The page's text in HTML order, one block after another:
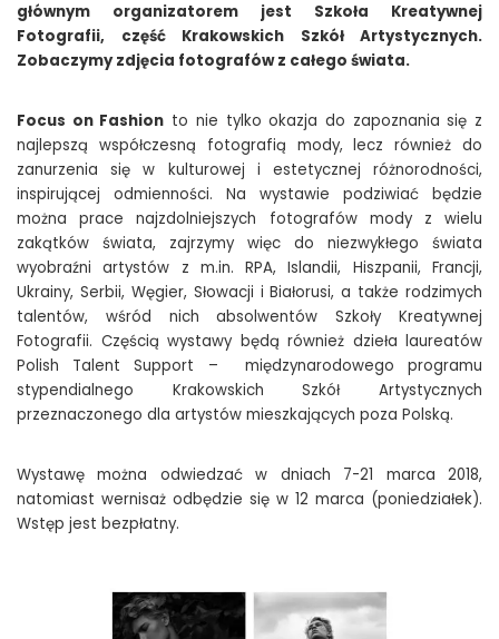
Maros Belavy
głównym organizatorem jest Szkoła Kreatywnej
Fotografii, część Krakowskich Szkół Artystycznych.
Zobaczymy zdjęcia fotografów z całego świata.
Focus on Fashion to nie tylko okazja do zapoznania się z
najlepszą współczesną fotografią mody, lecz również do
zanurzenia się w kulturowej i estetycznej różnorodności,
inspirującej odmienności. Na wystawie podziwiać będzie
można prace najzdolniejszych fotografów mody z wielu
zakątków świata, zajrzymy więc do niezwykłego świata
wyobraźni artystów z m.in. RPA, Islandii, Hiszpanii, Francji,
Ukrainy, Serbii, Węgier, Słowacji i Białorusi, a także rodzimych
talentów, wśród nich absolwentów Szkoły Kreatywnej
Fotografii. Częścią wystawy będą również dzieła laureatów
Polish Talent Support – międzynarodowego programu
stypendialnego Krakowskich Szkół Artystycznych
przeznaczonego dla artystów mieszkających poza Polską.
Wystawę można odwiedzać w dniach 7-21 marca 2018,
natomiast wernisaż odbędzie się w 12 marca (poniedziałek).
Wstęp jest bezpłatny.